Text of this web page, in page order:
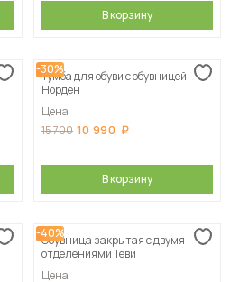
В корзину
-30%
Тумба для обуви с обувницей
Норден
Цена
15 700 10 990
В корзину
-40%
Обувница закрытая с двумя
отделениями Теви
Цена